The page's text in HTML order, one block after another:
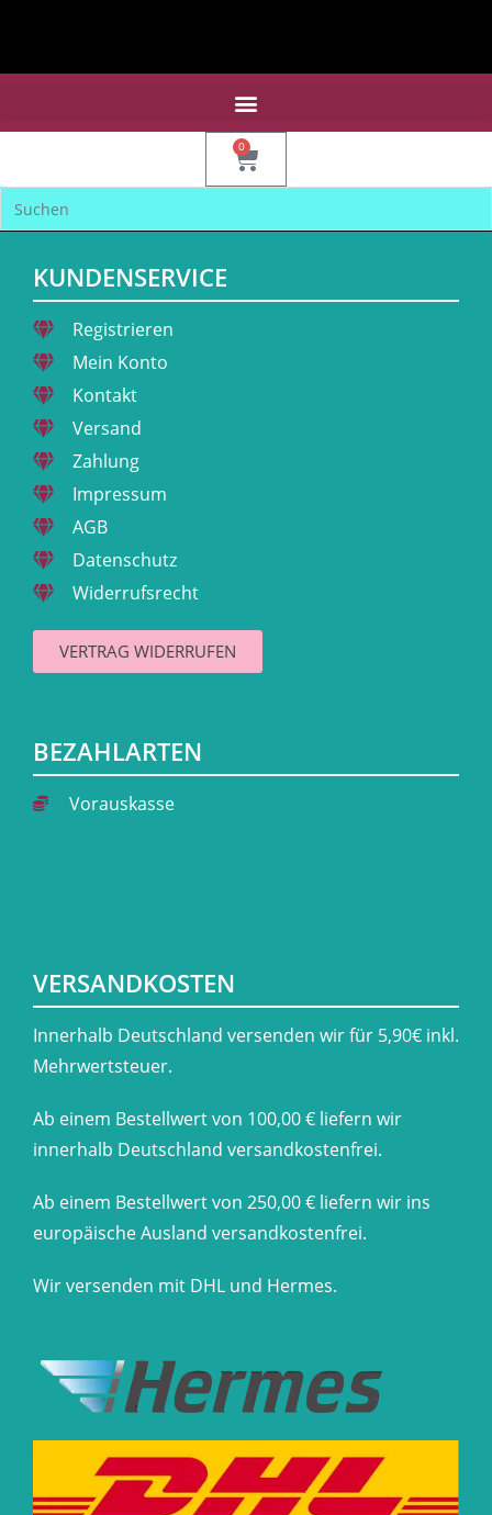
0
KUNDENSERVICE
Registrieren
Mein Konto
Kontakt
Versand
Zahlung
Impressum
AGB
Datenschutz
Widerrufsrecht
VERTRAG WIDERRUFEN
BEZAHLARTEN
Vorauskasse
VERSANDKOSTEN
​Innerhalb Deutschland versenden wir für 5,90€ inkl.
Mehrwertsteuer.
Ab einem Bestellwert von 100,00 € liefern wir
innerhalb Deutschland versandkostenfrei.
Ab einem Bestellwert von 250,00 € liefern wir ins
europäische Ausland versandkostenfrei.
Wir versenden mit DHL und Hermes.